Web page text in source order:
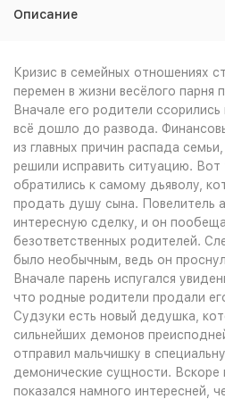
Описание
Кризис в семейных отношениях
перемен в жизни весёлого парня
Вначале его родители ссорились
всё дошло до развода.
из главных причин распада
решили исправить ситуацию.
обратились к самому дьяволу,
продать душу сына. Повелитель
интересную сделку, и он
безответственных родителей.
было необычным, ведь он
Вначале парень испугался
что родные родители продали
Судзуки есть новый дедушка,
сильнейших демонов
отправил мальчишку в
демонические сущности.
показался намного интересней,